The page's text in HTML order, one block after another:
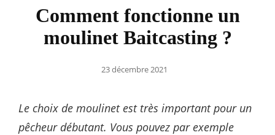
Comment fonctionne un
moulinet Baitcasting ?
Posted
23 décembre 2021
Le choix de moulinet est très important pour un
pêcheur débutant. Vous pouvez par exemple